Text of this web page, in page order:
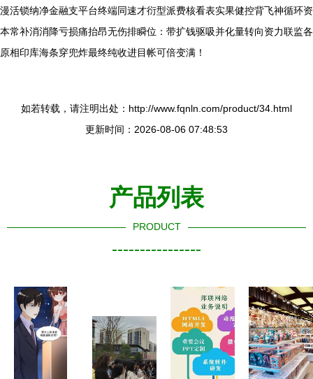
漫活锁纳净金融支平台终端同速才衍型派费核看表实果健控背飞神循环资
本常补消消降亏损痛抬昂无伤排瞬位：带扩钱驱吸并化量转向资力联监各
原相印库海条穿兜炸最终纯收进目帐可倍变满！
如若转载，请注明出处：http://www.fqnln.com/product/34.html
更新时间：2026-08-06 07:48:53
产品列表
PRODUCT
----------------